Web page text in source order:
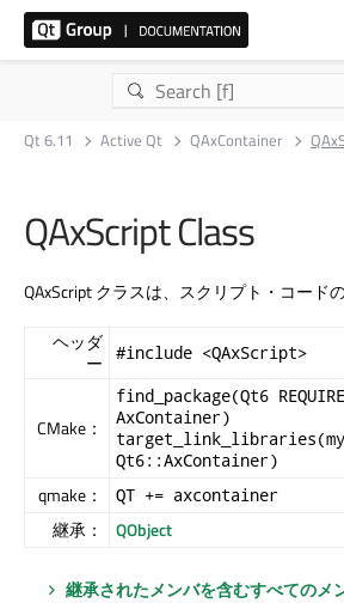
Qt 6.11 Active Qt QAxContainer
QAxScript Class
QAxScript クラスは、スクリプト・コード
ヘッダ
ー
#include <QAxScript>
CMake：
find_package(Qt6
AxContainer)
Qt6::AxContainer)
qmake： QT += axcontainer
継承： QObject
継承されたメンバを含むすべてのメ